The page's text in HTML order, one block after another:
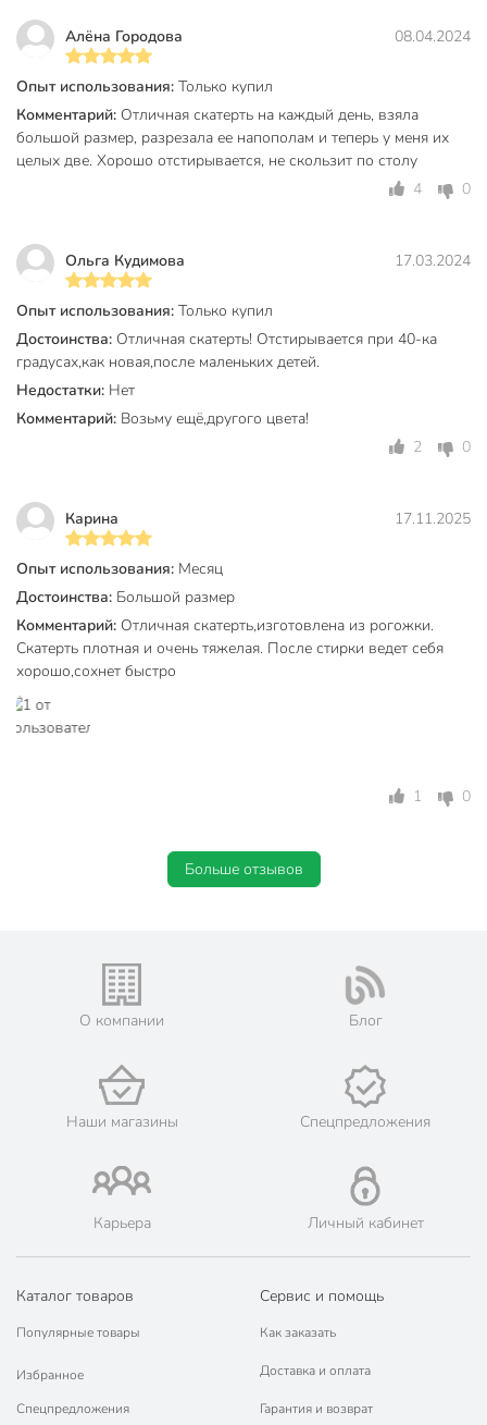
Ширина, см
Длина, см
Плотность, г/м2
280 г/м2
Бренд
Волшебная ночь
Особенности
Форма
Кружево
Материал
бежевый
Отделка
без отделки
Размер, см
Модель
Вес в упаковке
1.02 кг
Алёна Городова 08.04.2024
Опыт использования: Только купил
Комментарий: Отличная скатерть на каждый день, взяла
большой размер, разрезала ее напополам и теперь у меня их
целых две. Хорошо отстирывается, не скользит по столу
4
0
Ольга Кудимова 17.03.2024
Опыт использования: Только купил
Достоинства: Отличная скатерть! Отстирывается при 40-ка
градусах,как новая,после маленьких детей.
Недостатки: Нет
Комментарий: Возьму ещё,другого цвета!
2
0
Карина 17.11.2025
Опыт использования: Месяц
Достоинства: Большой размер
Комментарий: Отличная скатерть,изготовлена из рогожки.
Скатерть плотная и очень тяжелая. После стирки ведет себя
хорошо,сохнет быстро
1 0
Больше отзывов
О компании Блог
Наши магазины Спецпредложения
Карьера Личный кабинет
Каталог товаров
Популярные товары
Избранное
Спецпредложения
Сервис и помощь
Как заказать
Доставка и оплата
Гарантия и возврат